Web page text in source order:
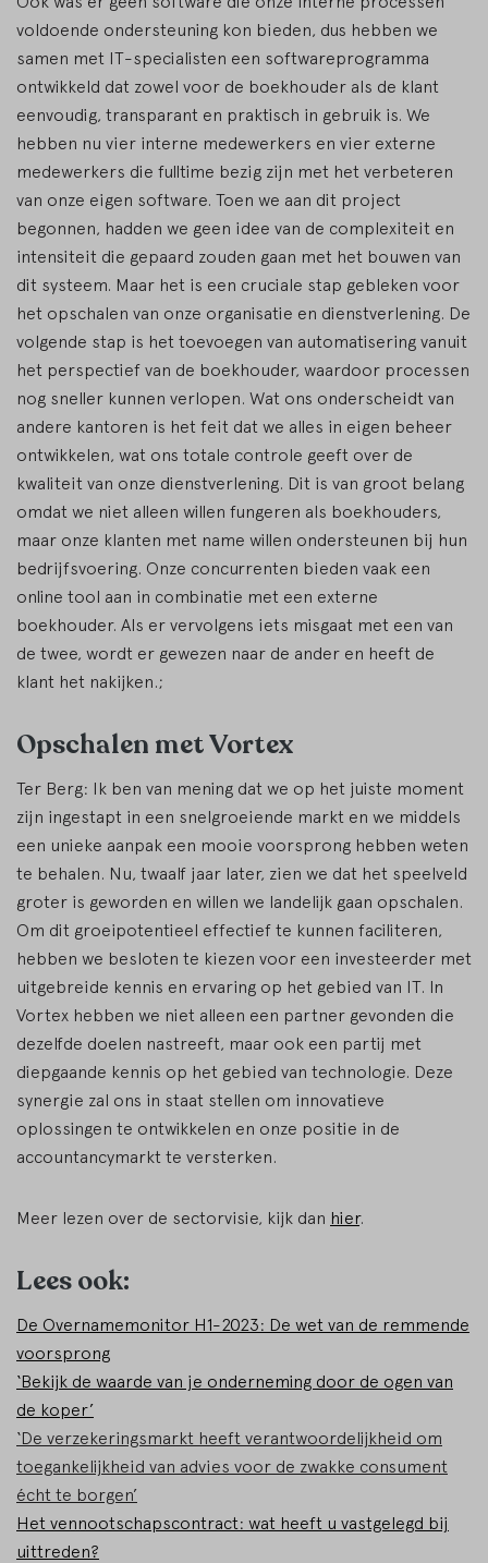
voldoende ondersteuning kon bieden, dus hebben we
samen met IT-specialisten een softwareprogramma
ontwikkeld dat zowel voor de boekhouder als de klant
eenvoudig, transparant en praktisch in gebruik is. We
hebben nu vier interne medewerkers en vier externe
medewerkers die fulltime bezig zijn met het verbeteren
van onze eigen software. Toen we aan dit project
begonnen, hadden we geen idee van de complexiteit en
intensiteit die gepaard zouden gaan met het bouwen van
dit systeem. Maar het is een cruciale stap gebleken voor
het opschalen van onze organisatie en dienstverlening. De
volgende stap is het toevoegen van automatisering vanuit
het perspectief van de boekhouder, waardoor processen
nog sneller kunnen verlopen. Wat ons onderscheidt van
andere kantoren is het feit dat we alles in eigen beheer
ontwikkelen, wat ons totale controle geeft over de
kwaliteit van onze dienstverlening. Dit is van groot belang
omdat we niet alleen willen fungeren als boekhouders,
maar onze klanten met name willen ondersteunen bij hun
bedrijfsvoering. Onze concurrenten bieden vaak een
online tool aan in combinatie met een externe
boekhouder. Als er vervolgens iets misgaat met een van
de twee, wordt er gewezen naar de ander en heeft de
klant het nakijken.;
Opschalen met Vortex
Ter Berg: Ik ben van mening dat we op het juiste moment
zijn ingestapt in een snelgroeiende markt en we middels
een unieke aanpak een mooie voorsprong hebben weten
te behalen. Nu, twaalf jaar later, zien we dat het speelveld
groter is geworden en willen we landelijk gaan opschalen.
Om dit groeipotentieel effectief te kunnen faciliteren,
hebben we besloten te kiezen voor een investeerder met
uitgebreide kennis en ervaring op het gebied van IT. In
Vortex hebben we niet alleen een partner gevonden die
dezelfde doelen nastreeft, maar ook een partij met
diepgaande kennis op het gebied van technologie. Deze
synergie zal ons in staat stellen om innovatieve
oplossingen te ontwikkelen en onze positie in de
accountancymarkt te versterken.
Meer lezen over de sectorvisie, kijk dan hier.
Lees ook:
De Overnamemonitor H1-2023: De wet van de remmende
voorsprong
‘Bekijk de waarde van je onderneming door de ogen van
de koper’
‘De verzekeringsmarkt heeft verantwoordelijkheid om
toegankelijkheid van advies voor de zwakke consument
écht te borgen’
Het vennootschapscontract: wat heeft u vastgelegd bij
uittreden?